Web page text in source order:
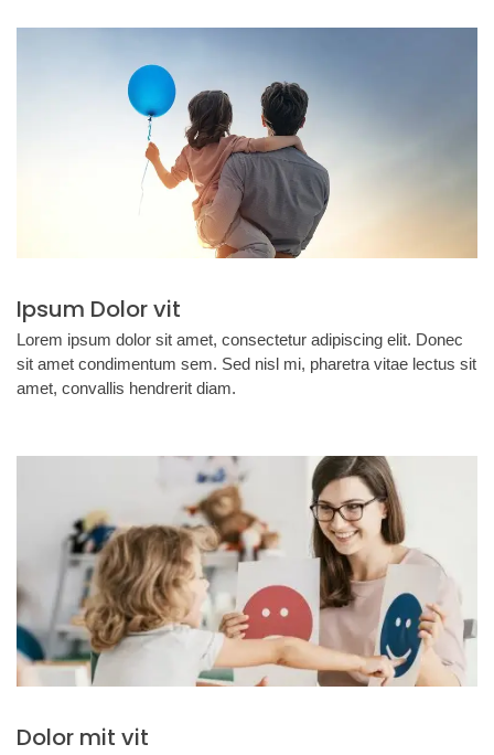
Ipsum Dolor vit
Lorem ipsum dolor sit amet, consectetur adipiscing elit. Donec
sit amet condimentum sem. Sed nisl mi, pharetra vitae lectus sit
amet, convallis hendrerit diam.
Dolor mit vit